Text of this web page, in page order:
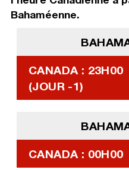
Bahaméenne.
CANADA : 23H00
(JOUR -1)
CANADA : 00H00